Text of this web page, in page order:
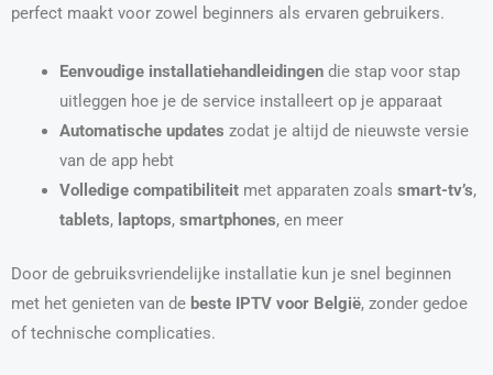
perfect maakt voor zowel beginners als ervaren gebruikers.
Eenvoudige installatiehandleidingendie stap voor stap
uitleggen hoe je de service installeert op je apparaat
Automatische updates zodat je altijd de nieuwste versie
van de app hebt
Volledige compatibiliteitmet apparaten zoals smart-tv’s,
tablets, laptops, smartphones, en meer
Door de gebruiksvriendelijke installatie kun je snel beginnen
met het genieten van de beste IPTV voor België, zonder gedoe
of technische complicaties.